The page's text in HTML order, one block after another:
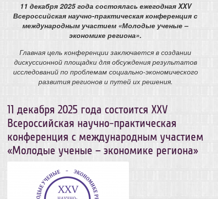
11 декабря 2025 года состоялась ежегодная XXV
Всероссийская научно-практическая конференция с
международным участием «Молодые ученые –
экономике региона».
Главная цель конференции заключается в создании
дискуссионной площадки для обсуждения результатов
исследований по проблемам социально-экономического
развития регионов и путей их решения.
11 декабря 2025 года состоится ХХV
Всероссийская научно-практическая
конференция с международным участием
«Молодые ученые – экономике региона»